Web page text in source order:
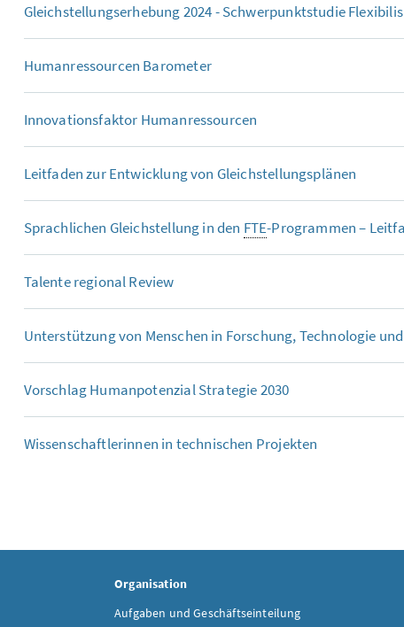
Gleichstellungserhebung 2024 - Schwerpunktstudie
Humanressourcen Barometer
Innovationsfaktor Humanressourcen
Leitfaden zur Entwicklung von Gleichstellungsplänen
Sprachlichen Gleichstellung in den FTE-Programmen –
Talente regional Review
Unterstützung von Menschen in Forschung, Technologie
Vorschlag Humanpotenzial Strategie 2030
Wissenschaftlerinnen in technischen Projekten
Organisation
Aufgaben und Geschäftseinteilung